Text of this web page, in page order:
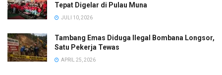
Tepat Digelar di Pulau Muna
JULI 10, 2026
Tambang Emas Diduga Ilegal Bombana Longsor,
Satu Pekerja Tewas
APRIL 25, 2026